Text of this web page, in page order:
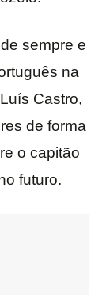
sempre e
na
Castro,
de forma
o capitão
futuro.